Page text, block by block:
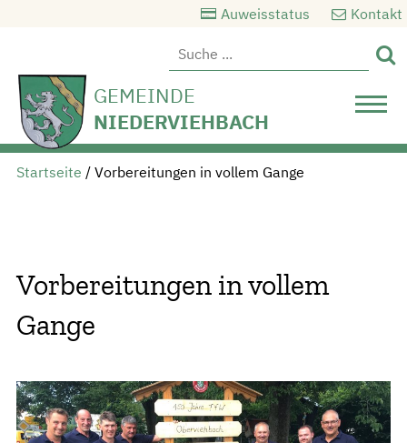
Auweisstatus Kontakt

GEMEINDE
NIEDERVIEHBACH
Startseite / Vorbereitungen in vollem Gange
Vorbereitungen in vollem
Gange